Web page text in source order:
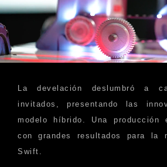
La develación deslumbró a
invitados, presentando las
modelo híbrido. Una producción
con grandes resultados para la
Swift.